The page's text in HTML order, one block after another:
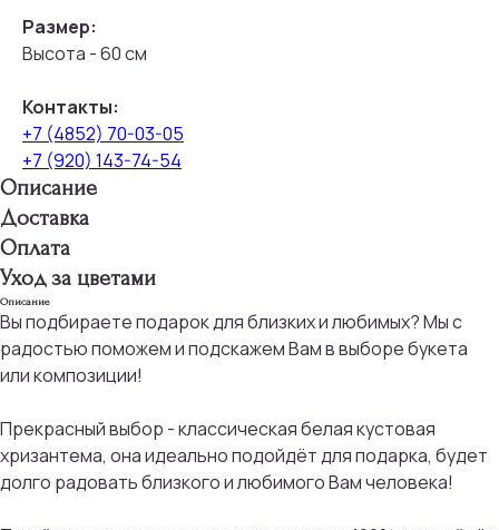
Размер:
Высота - 60 см
Контакты:
+7 (4852) 70-03-05
+7 (920) 143-74-54
Описание
Доставка
Оплата
Уход за цветами
Описание
Вы подбираете подарок для близких и любимых? Мы с
радостью поможем и подскажем Вам в выборе букета
или композиции!
Прекрасный выбор - классическая белая кустовая
хризантема, она идеально подойдёт для подарка, будет
долго радовать близкого и любимого Вам человека!